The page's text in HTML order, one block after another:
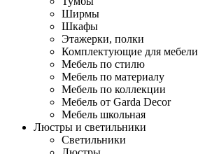
Ширмы
Шкафы
Этажерки, полки
Комплектующие для мебели
Мебель по стилю
Мебель по материалу
Мебель по коллекции
Мебель от Garda Decor
Мебель школьная
Люстры и светильники
Светильники